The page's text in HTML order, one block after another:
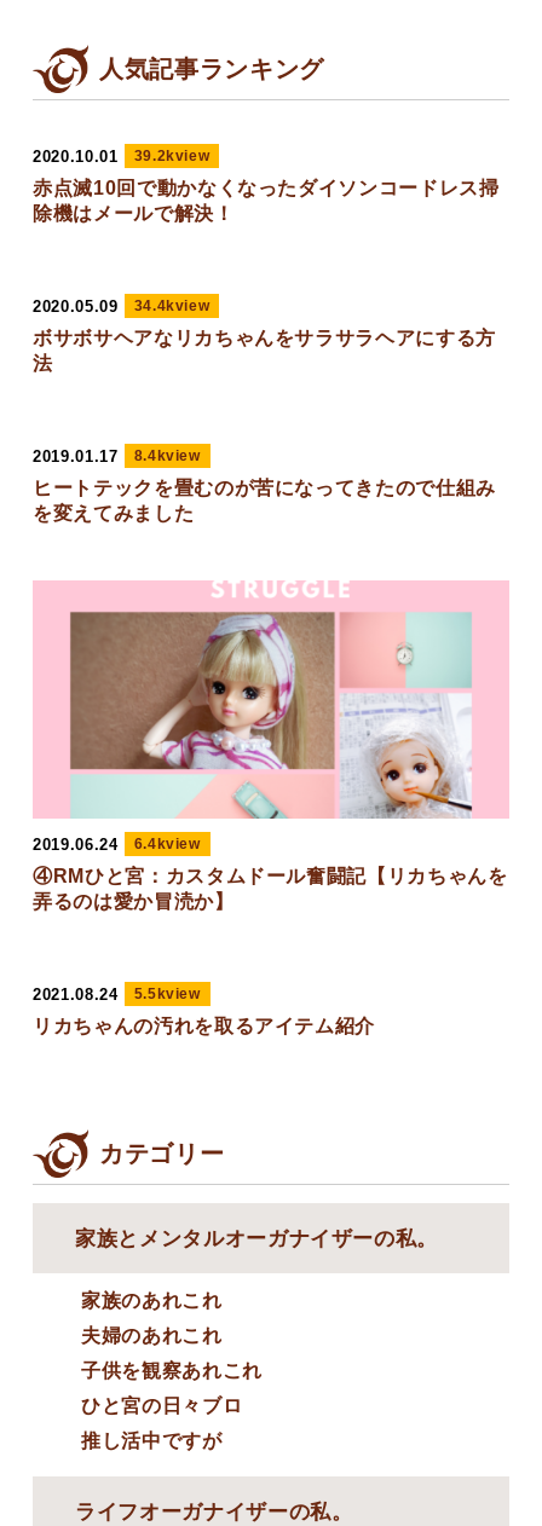
人気記事ランキング
2020.10.01 39.2kview
赤点滅10回で動かなくなったダイソンコードレス掃
除機はメールで解決！
2020.05.09 34.4kview
ボサボサヘアなリカちゃんをサラサラヘアにする方
法
2019.01.17 8.4kview
ヒートテックを畳むのが苦になってきたので仕組み
を変えてみました
2019.06.24 6.4kview
④RMひと宮：カスタムドール奮闘記【リカちゃんを
弄るのは愛か冒涜か】
2021.08.24 5.5kview
リカちゃんの汚れを取るアイテム紹介
カテゴリー
家族とメンタルオーガナイザーの私。
家族のあれこれ
夫婦のあれこれ
子供を観察あれこれ
ひと宮の日々ブロ
推し活中ですが
ライフオーガナイザーの私。